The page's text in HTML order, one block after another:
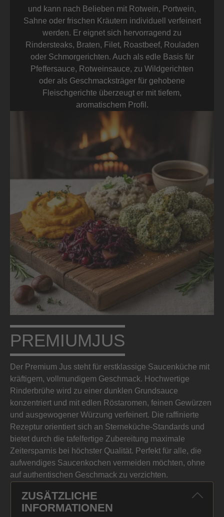
und kann nach Belieben mit Rotwein, Portwein,
Sahne oder frischen Kräutern individuell verfeinert
werden. Er eignet sich hervorragend zu
Rindersteaks, Braten, Filet, Roastbeef, Rouladen
oder Schmorgerichten. Auch als edle Basis für
Pfeffersauce, Rotweinsauce, zu Wildgerichten
oder als Geschmacksträger für gehobene
Fleischgerichte überzeugt er mit tiefem,
aromatischem Profil.
PREMIUMJUS
Der Premium Jus steht für erstklassige Saucenküche mit
kräftigem, vollmundigem Geschmack. Hochwertige
Rinderbrühe wird zu einer dunklen Grundsauce
konzentriert und mit edlen Röstaromen, feinen Gewürzen
und ausgewogener Würzung verfeinert. Die raffinierte
Rezeptur orientiert sich an Sterneküche-Standards und
bietet durch die tafelfertige Zubereitung maximale
Zeitersparnis bei höchster Qualität. Perfekt für alle, die
aufwendiges Saucenkochen vermeiden möchten, ohne
auf authentischen Geschmack zu verzichten.
ZUSÄTZLICHE
INFORMATIONEN